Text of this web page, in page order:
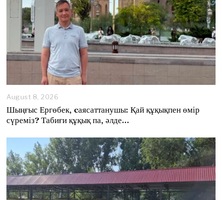
August 8, 2026
u
g
u
t
8
,
2
0
2
6
Шыңғыс Ергөбек, cаясаттанушы: Қай құқықпен өмір
сүреміз? Табиғи құқық па, әлде…